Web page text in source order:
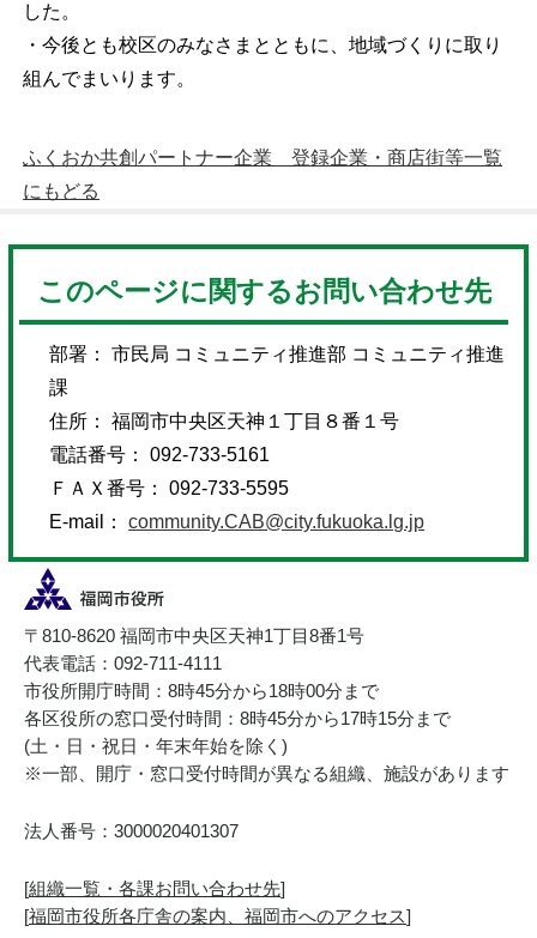
した。
・今後とも校区のみなさまとともに、地域づくりに取り
組んでまいります。
ふくおか共創パートナー企業 登録企業・商店街等一覧
にもどる
このページに関するお問い合わせ先
部署： 市民局 コミュニティ推進部 コミュニティ推進
課
住所： 福岡市中央区天神１丁目８番１号
電話番号： 092-733-5161
ＦＡＸ番号： 092-733-5595
E-mail：community.CAB@city.fukuoka.lg.jp
〒810-8620 福岡市中央区天神1丁目8番1号
代表電話：092-711-4111
市役所開庁時間：8時45分から18時00分まで
各区役所の窓口受付時間：8時45分から17時15分まで
(土・日・祝日・年末年始を除く)
※一部、開庁・窓口受付時間が異なる組織、施設があります
法人番号：3000020401307
[組織一覧・各課お問い合わせ先]
[福岡市役所各庁舎の案内、福岡市へのアクセス]